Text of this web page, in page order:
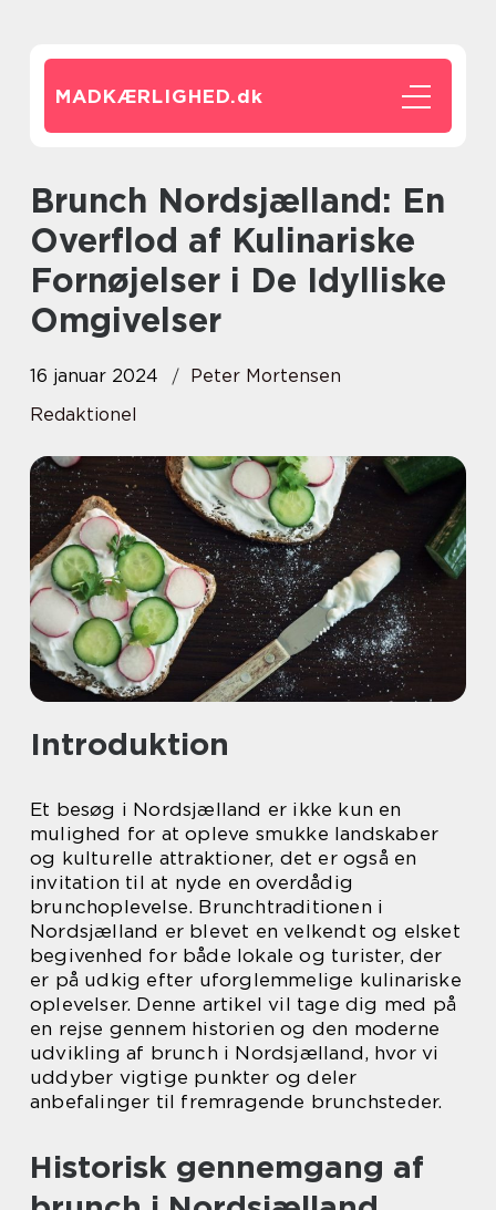
MADKÆRLIGHED.dk
Brunch Nordsjælland: En
Overflod af Kulinariske
Fornøjelser i De Idylliske
Omgivelser
16 januar 2024
Peter Mortensen
Redaktionel
Introduktion
Et besøg i Nordsjælland er ikke kun en
mulighed for at opleve smukke landskaber
og kulturelle attraktioner, det er også en
invitation til at nyde en overdådig
brunchoplevelse. Brunchtraditionen i
Nordsjælland er blevet en velkendt og elsket
begivenhed for både lokale og turister, der
er på udkig efter uforglemmelige kulinariske
oplevelser. Denne artikel vil tage dig med på
en rejse gennem historien og den moderne
udvikling af brunch i Nordsjælland, hvor vi
uddyber vigtige punkter og deler
anbefalinger til fremragende brunchsteder.
Historisk gennemgang af